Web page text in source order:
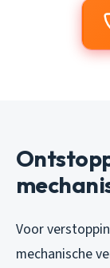
Voor
mechanische